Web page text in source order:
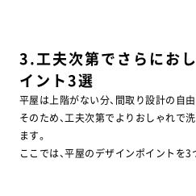
3.工夫次第でさらにお
イント3選
平屋は上階がない分、間取り設計の自
そのため、工夫次第でよりおしゃれで
ます。
ここでは、平屋のデザインポイントを3